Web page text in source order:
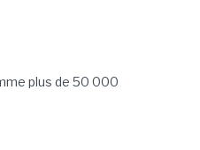
plus de 50 000